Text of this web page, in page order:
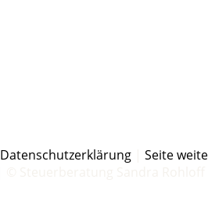
Datenschutzerklärung| Seite